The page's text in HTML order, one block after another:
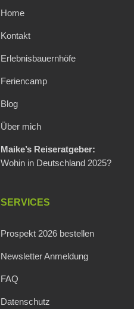
Home
Kontakt
Erlebnisbauernhöfe
Feriencamp
Blog
Über mich
Maike’s Reiseratgeber:
Wohin in Deutschland 2025?
SERVICES
Prospekt 2026 bestellen
Newsletter Anmeldung
FAQ
Datenschutz